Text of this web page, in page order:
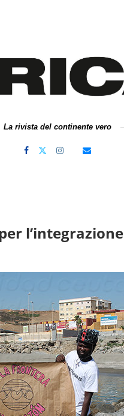
La rivista del continente vero
l’integrazione